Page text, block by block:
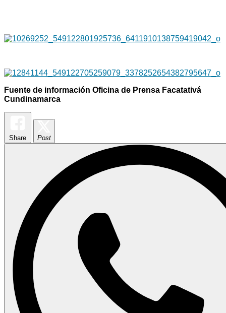
Fuente de información Oficina de Prensa Facatativá
Cundinamarca
Share Post